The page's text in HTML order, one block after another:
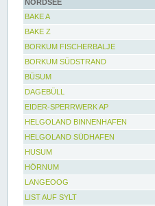
NORDSEE
BAKE A
BAKE Z
BORKUM FISCHERBALJE
BORKUM SÜDSTRAND
BÜSUM
DAGEBÜLL
EIDER-SPERRWERK AP
HELGOLAND BINNENHAFEN
HELGOLAND SÜDHAFEN
HUSUM
HÖRNUM
LANGEOOG
LIST AUF SYLT